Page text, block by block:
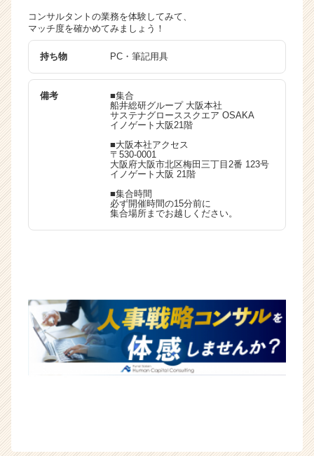
ら
ス
カ
ト
が
届
く
就
活
サ
ト
チ
ア
（C
e
r
C
r）
コンサルタントの業務を体験してみて、
マッチ度を確かめてみましょう！
持ち物 PC・筆記用具
備考
■集合
船井総研グループ 大阪本社
サステナグローススクエア OSAKA
イノゲート大阪21階
■大阪本社アクセス
〒530-0001
大阪府大阪市北区梅田三丁目2番 123号
イノゲート大阪 21階
■集合時間
必ず開催時間の15分前に
集合場所までお越しください。